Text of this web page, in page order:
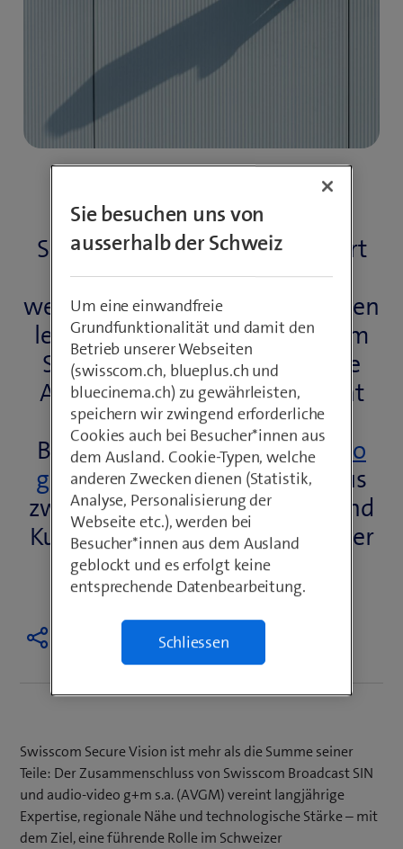
Die Welt der digitalen
Sicherheitslösungen verändert
sich rasant – Bedrohungen
werden komplexer, Technologien
leistungsfähiger. Mit Swisscom
Secure Vision AG vereinen die
Abteilung Secure & Intelligent
Spaces (SIN) von Swisscom
Broadcast AG undaudio-video
g+m s.a.(AVGM) das Beste aus
zwei Welten: die Flexibilität und
Kundennähe eines KMU mit der
technologischen Power und
Reichweite von Swisscom.
Swisscom Secure Vision ist mehr als die Summe seiner
Teile: Der Zusammenschluss von Swisscom Broadcast SIN
und audio-video g+m s.a. (AVGM) vereint langjährige
Expertise, regionale Nähe und technologische Stärke – mit
dem Ziel, eine führende Rolle im Schweizer
Sie besuchen uns von
ausserhalb der Schweiz
Um eine einwandfreie
Grundfunktionalität und damit den
Betrieb unserer Webseiten
(swisscom.ch, blueplus.ch und
bluecinema.ch) zu gewährleisten,
speichern wir zwingend erforderliche
Cookies auch bei Besucher*innen aus
dem Ausland. Cookie-Typen, welche
anderen Zwecken dienen (Statistik,
Analyse, Personalisierung der
Webseite etc.), werden bei
Besucher*innen aus dem Ausland
geblockt und es erfolgt keine
entsprechende Datenbearbeitung.
Schliessen